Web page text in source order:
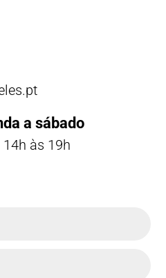
a sábado
às 19h